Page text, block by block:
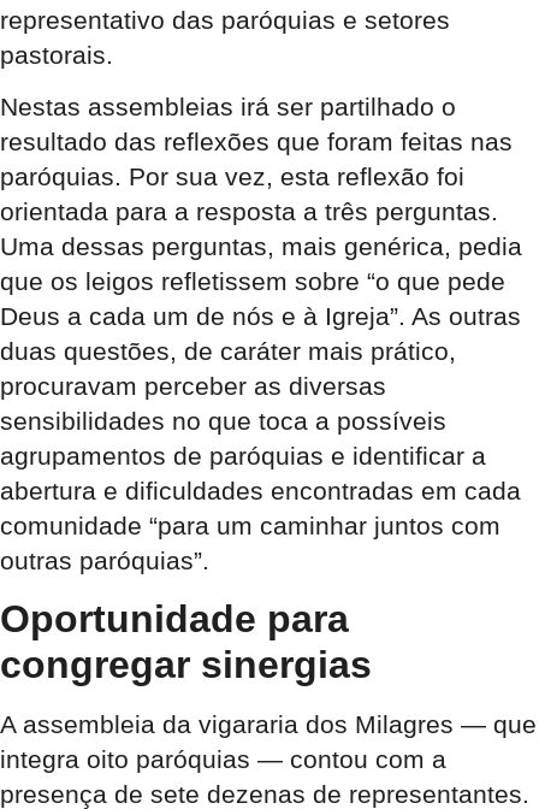
representativo das paróquias e setores
pastorais.
Nestas assembleias irá ser partilhado o
resultado das reflexões que foram feitas nas
paróquias. Por sua vez, esta reflexão foi
orientada para a resposta a três perguntas.
Uma dessas perguntas, mais genérica, pedia
que os leigos refletissem sobre “o que pede
Deus a cada um de nós e à Igreja”. As outras
duas questões, de caráter mais prático,
procuravam perceber as diversas
sensibilidades no que toca a possíveis
agrupamentos de paróquias e identificar a
abertura e dificuldades encontradas em cada
comunidade “para um caminhar juntos com
outras paróquias”.
Oportunidade para
congregar sinergias
A assembleia da vigararia dos Milagres — que
integra oito paróquias — contou com a
presença de sete dezenas de representantes.